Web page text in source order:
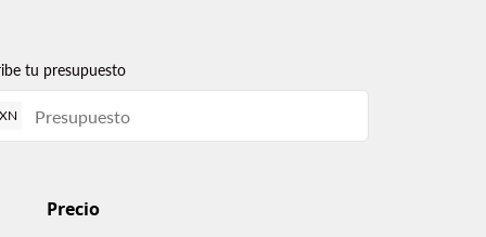
tu presupuesto
Precio